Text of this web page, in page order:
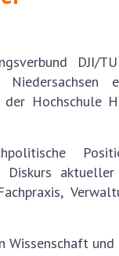
DJI/
Hochschule
Wissenschaft